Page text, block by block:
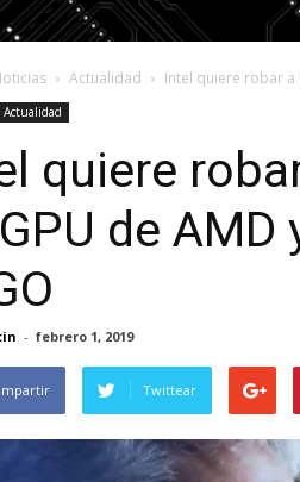
Actualidad Intel quiere robar a
Actualidad
quiere
de
- febrero 1, 2019
Twittear